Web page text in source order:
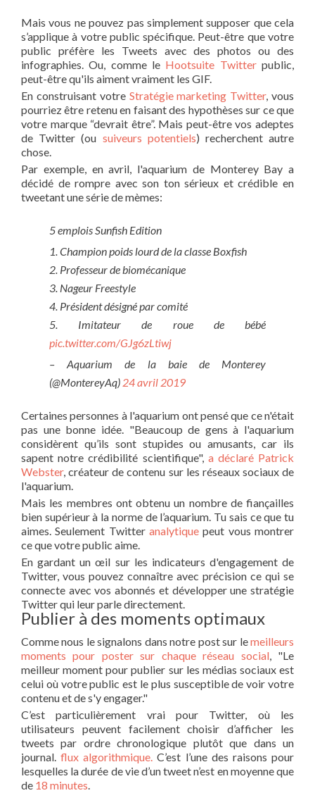
Mais vous ne pouvez pas simplement supposer que cela
s’applique à votre public spécifique. Peut-être que votre
public préfère les Tweets avec des photos ou des
infographies. Ou, comme le Hootsuite Twitterpublic,
peut-être qu'ils aiment vraiment les GIF.
En construisant votre Stratégie marketing Twitter, vous
pourriez être retenu en faisant des hypothèses sur ce que
votre marque “devrait être”. Mais peut-être vos adeptes
de Twitter (ou suiveurs potentiels) recherchent autre
chose.
Par exemple, en avril, l'aquarium de Monterey Bay a
décidé de rompre avec son ton sérieux et crédible en
tweetant une série de mèmes:
5 emplois Sunfish Edition
1. Champion poids lourd de la classe Boxfish
2. Professeur de biomécanique
3. Nageur Freestyle
4. Président désigné par comité
5. Imitateur de roue de bébé
pic.twitter.com/GJg6zLtiwj
– Aquarium de la baie de Monterey
(@MontereyAq) 24 avril 2019
Certaines personnes à l'aquarium ont pensé que ce n'était
pas une bonne idée. "Beaucoup de gens à l'aquarium
considèrent qu’ils sont stupides ou amusants, car ils
sapent notre crédibilité scientifique", a déclaré Patrick
Webster, créateur de contenu sur les réseaux sociaux de
l'aquarium.
Mais les membres ont obtenu un nombre de fiançailles
bien supérieur à la norme de l’aquarium. Tu sais ce que tu
aimes. Seulement Twitter analytique peut vous montrer
ce que votre public aime.
En gardant un œil sur les indicateurs d'engagement de
Twitter, vous pouvez connaître avec précision ce qui se
connecte avec vos abonnés et développer une stratégie
Twitter qui leur parle directement.
Publier à des moments optimaux
Comme nous le signalons dans notre post sur lemeilleurs
moments pour poster sur chaque réseau social, "Le
meilleur moment pour publier sur les médias sociaux est
celui où votre public est le plus susceptible de voir votre
contenu et de s'y engager."
C’est particulièrement vrai pour Twitter, où les
utilisateurs peuvent facilement choisir d’afficher les
tweets par ordre chronologique plutôt que dans un
journal.flux algorithmique. C’est l’une des raisons pour
lesquelles la durée de vie d’un tweet n’est en moyenne que
de 18 minutes.